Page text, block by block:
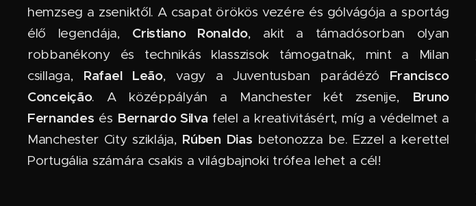
hemzseg a zseniktől. A csapat örökös vezére és gólvágója a sportág
élő legendája, Cristiano Ronaldo, akit a támadósorban olyan
robbanékony és technikás klasszisok támogatnak, mint a Milan
csillaga, Rafael Leão, vagy a Juventusban parádézó Francisco
Conceição. A középpályán a Manchester két zsenije,
Bruno
Fernandes és Bernardo Silva felel a kreativitásért, míg a védelmet a
Manchester City sziklája, Rúben Dias betonozza be. Ezzel a kerettel
Portugália számára csakis a világbajnoki trófea lehet a cél!